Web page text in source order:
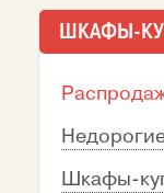
ШКАФЫ-
Шкафы-